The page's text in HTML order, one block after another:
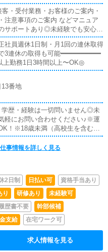
入へ反映されます■試用期間あ
期間あり・未経験でも安心してス
・急な出費にも対応可能・働い
OK◎■給与手渡し・振込待ちなし
渡し対応可能■社員寮完備・即入
活のスタートもサポートします
客・受付業務・お客様のご案内・
注意事項のご案内 などマニュア
サポートあり◎未経験でも安心し
キャスト管理・キ
務・写メ日記などのPR方法アド
るか」を一緒に考えるお仕事です
業務・ヘブンネット等の情報
、PCが苦手でも問題ありません
環境づくりをお願いします♪
社員週休1日制・月1回の連休取得
3連休の取得も可能━━━━━━━━━━
勤務1日3時間以上〜OK◎
番地
学歴・経験は一切問いません◎未
軽にお問い合わせください♪※運
！※18歳未満（高校生を含む）
ります。
事情報を詳しく見る
2日制 日払い可
資格手当あり
り 研修あり
未経験可
歴書不要
幹部候補
支給 在宅ワーク可
求人情報を見る